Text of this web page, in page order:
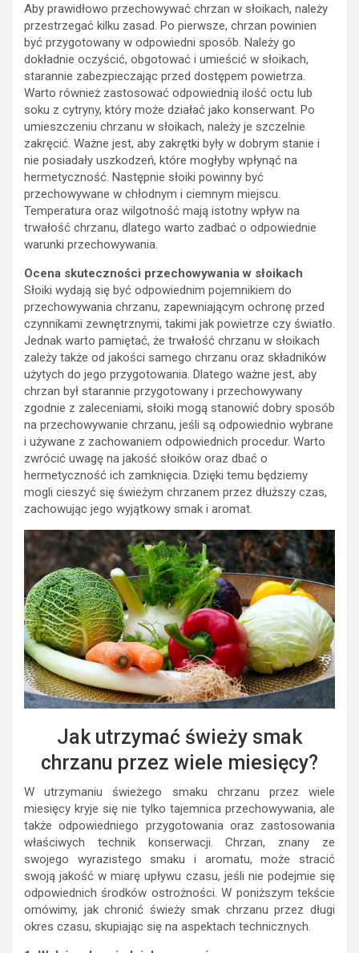
Aby prawidłowo przechowywać chrzan w słoikach, należy
przestrzegać kilku zasad. Po pierwsze, chrzan powinien
być przygotowany w odpowiedni sposób. Należy go
dokładnie oczyścić, obgotować i umieścić w słoikach,
starannie zabezpieczając przed dostępem powietrza.
Warto również zastosować odpowiednią ilość octu lub
soku z cytryny, który może działać jako konserwant. Po
umieszczeniu chrzanu w słoikach, należy je szczelnie
zakręcić. Ważne jest, aby zakrętki były w dobrym stanie i
nie posiadały uszkodzeń, które mogłyby wpłynąć na
hermetyczność. Następnie słoiki powinny być
przechowywane w chłodnym i ciemnym miejscu.
Temperatura oraz wilgotność mają istotny wpływ na
trwałość chrzanu, dlatego warto zadbać o odpowiednie
warunki przechowywania.
Ocena skuteczności przechowywania w słoikach
Słoiki wydają się być odpowiednim pojemnikiem do
przechowywania chrzanu, zapewniającym ochronę przed
czynnikami zewnętrznymi, takimi jak powietrze czy światło.
Jednak warto pamiętać, że trwałość chrzanu w słoikach
zależy także od jakości samego chrzanu oraz składników
użytych do jego przygotowania. Dlatego ważne jest, aby
chrzan był starannie przygotowany i przechowywany
zgodnie z zaleceniami, słoiki mogą stanowić dobry sposób
na przechowywanie chrzanu, jeśli są odpowiednio wybrane
i używane z zachowaniem odpowiednich procedur. Warto
zwrócić uwagę na jakość słoików oraz dbać o
hermetyczność ich zamknięcia. Dzięki temu będziemy
mogli cieszyć się świeżym chrzanem przez dłuższy czas,
zachowując jego wyjątkowy smak i aromat.
Jak utrzymać świeży smak
chrzanu przez wiele miesięcy?
W utrzymaniu świeżego smaku chrzanu przez wiele
miesięcy kryje się nie tylko tajemnica przechowywania, ale
także odpowiedniego przygotowania oraz zastosowania
właściwych technik konserwacji. Chrzan, znany ze
swojego wyrazistego smaku i aromatu, może stracić
swoją jakość w miarę upływu czasu, jeśli nie podejmie się
odpowiednich środków ostrożności. W poniższym tekście
omówimy, jak chronić świeży smak chrzanu przez długi
okres czasu, skupiając się na aspektach technicznych.